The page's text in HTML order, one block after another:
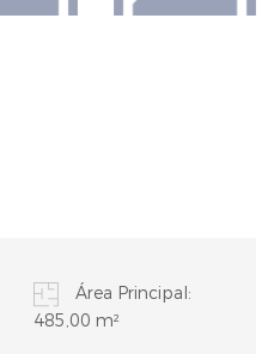
Área Principal:
485,00 m²